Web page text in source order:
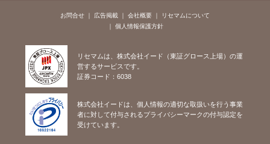
お問合せ 広告掲載 会社概要
リセマムについて
個人情報保護方針
リセマムは、株式会社イード（東証グロース上場）の運
営するサービスです。
証券コード：6038
株式会社イードは、個人情報の適切な取扱いを行う事業
者に対して付与されるプライバシーマークの付与認定を
受けています。